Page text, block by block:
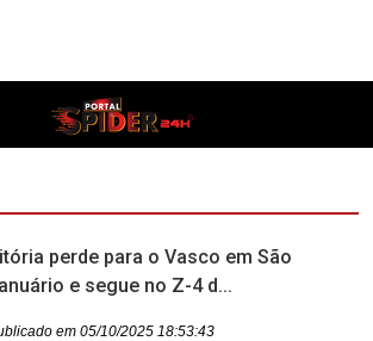
perde para o Vasco em São
e segue no Z-4 d...
em 05/10/2025 18:53:43